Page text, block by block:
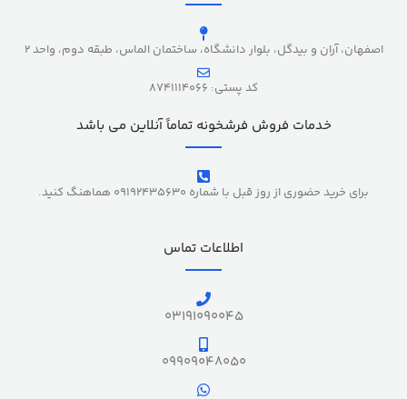
اصفهان، آران و بیدگل، بلوار دانشگاه، ساختمان الماس، طبقه دوم، واحد 2
کد پستی: 8741114066
خدمات فروش فرشخونه تماماً آنلاین می باشد
برای خرید حضوری از روز قبل با شماره 09192435630 هماهنگ کنید.
اطلاعات تماس
03191090045
09909048050